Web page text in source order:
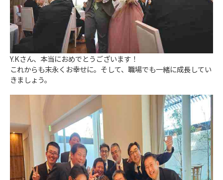
Y.Kさん、本当におめでとうございます！
これからも末永くお幸せに。そして、職場でも一緒に成長してい
きましょう。